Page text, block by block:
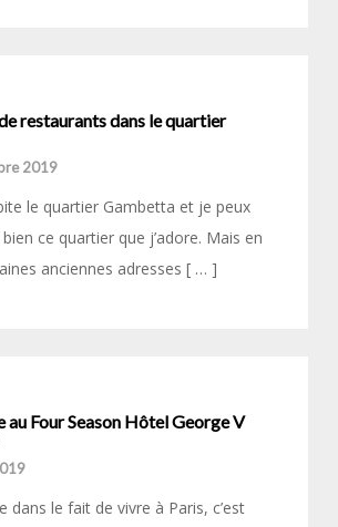
restaurants dans le quartier
2019
le quartier Gambetta et je peux
ce quartier que j’adore. Mais en
anciennes adresses [ … ]
Four Season Hôtel George V
dans le fait de vivre à Paris, c’est